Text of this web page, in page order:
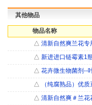
其他物品
物品名称
△ 清新自然爽兰花
△ 新进进口链霉素1
△ 花卉微生物菌剂--
△ （纯腐熟品）优
△ 清新自然爽＃兰